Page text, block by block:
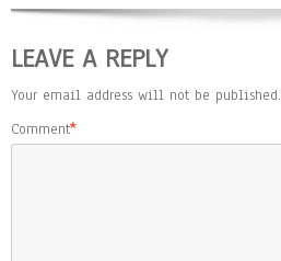
LEAVE A REPLY
Your email address will not be published.
Comment*